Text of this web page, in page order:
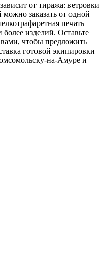
от тиража: ветровки
заказать от одной
печать
изделий. Оставьте
чтобы предложить
готовой экипировки
на-Амуре и